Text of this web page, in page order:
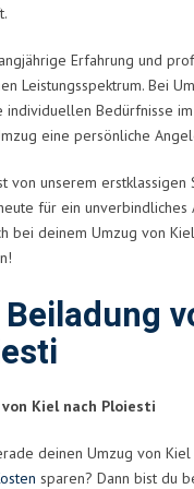
Erfahrung und
Leistungsspektrum. Bei
individuellen Bedürfnisse im
eine persönliche
von unserem erstklassigen
für ein unverbindliches
bei deinem Umzug von
von Kiel nach Ploiesti
deinen Umzug von Kiel
sparen? Dann bist du